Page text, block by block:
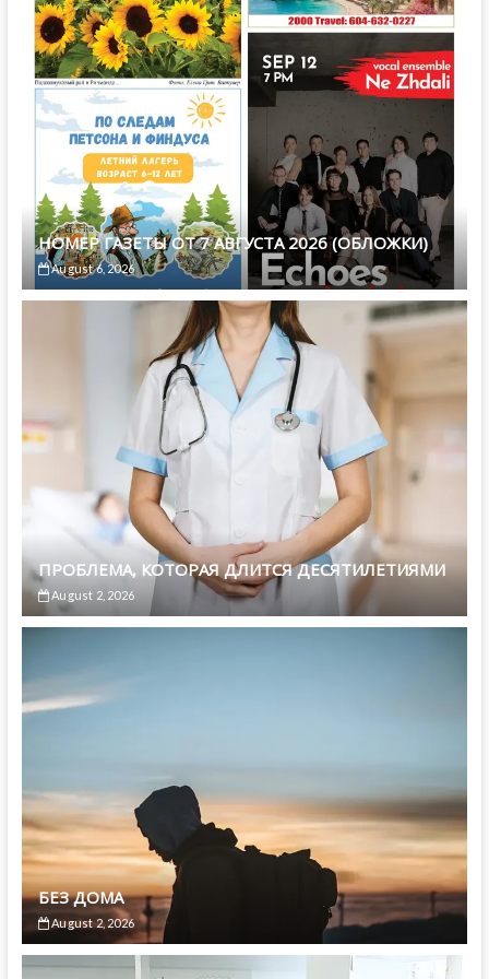
НОМЕР ГАЗЕТЫ ОТ 7 АВГУСТА 2026 (ОБЛОЖКИ)
August 6, 2026
ПРОБЛЕМА, КОТОРАЯ ДЛИТСЯ ДЕСЯТИЛЕТИЯМИ
August 2, 2026
БЕЗ ДОМА
August 2, 2026